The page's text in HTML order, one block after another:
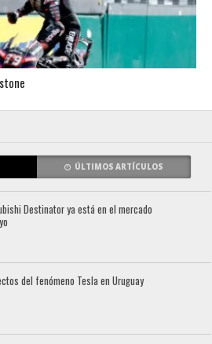
ÚLTIMOS ARTÍCULOS
Destinator ya está en el mercado
del fenómeno Tesla en Uruguay